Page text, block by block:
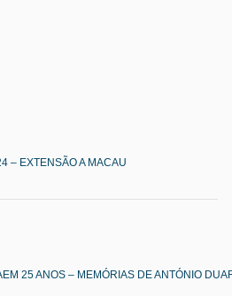
– EXTENSÃO A MACAU
25 ANOS – MEMÓRIAS DE ANTÓNIO